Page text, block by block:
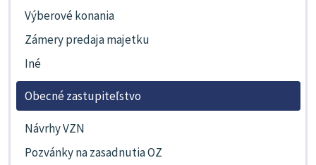
Výberové konania
Zámery predaja majetku
Iné
Obecné zastupiteľstvo
Návrhy VZN
Pozvánky na zasadnutia OZ